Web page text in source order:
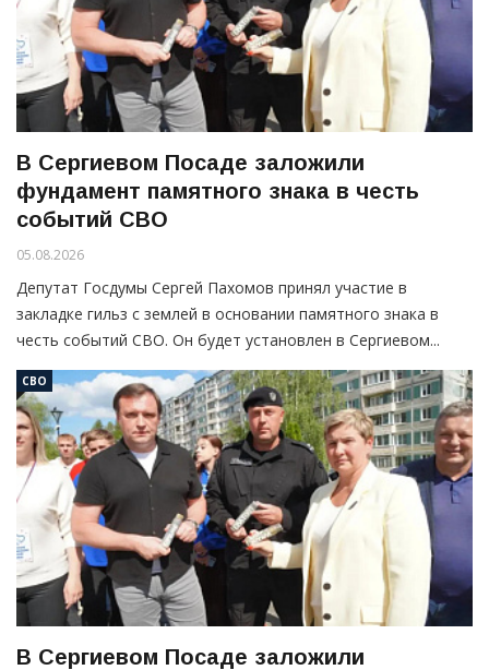
В Сергиевом Посаде заложили
фундамент памятного знака в честь
событий СВО
05.08.2026
Депутат Госдумы Сергей Пахомов принял участие в
закладке гильз с землей в основании памятного знака в
честь событий СВО. Он будет установлен в Сергиевом...
СВО
В Сергиевом Посаде заложили